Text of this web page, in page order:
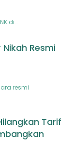
di…
Nikah Resmi
resmi
Tarif